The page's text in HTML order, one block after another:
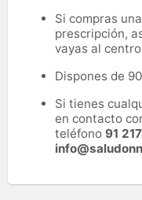
Si compras
prescripción,
vayas al
Dispones de
Si tienes
en contacto
teléfono 91